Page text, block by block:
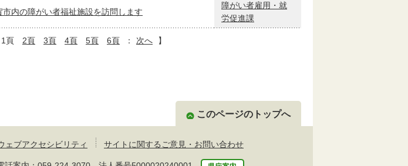
市内の障がい者福祉施設を訪問します
障がい者雇用・就
労促進課
1頁 2頁 3頁 4頁 5頁 6頁 ： 次へ 】
このページのトップへ
ェブアクセシビリティ サイトに関するご意見・お問い合わせ